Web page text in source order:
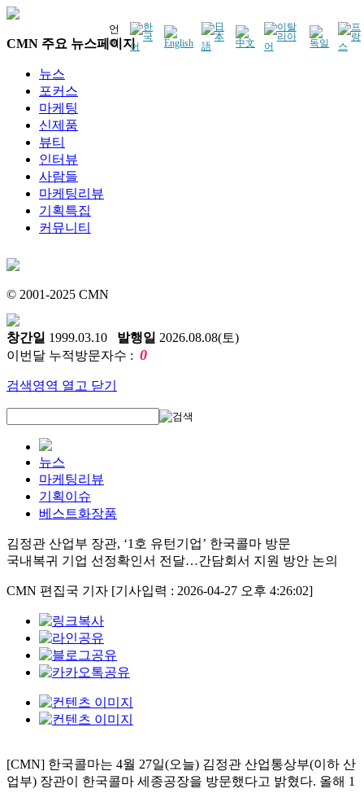
언
어
CMN 주요 뉴스페이지
뉴스
포커스
마케팅
신제품
뷰티
인터뷰
사람들
마케팅리뷰
기획특집
커뮤니티
© 2001-2025 CMN
창간일 1999.03.10 발행일 2026.08.08(토)
이번달 누적방문자수 : 0
검색영역 열고 닫기
뉴스
마케팅리뷰
기획이슈
베스트화장품
김정관 산업부 장관, ‘1호 유턴기업’ 한국콜마 방문
국내복귀 기업 선정확인서 전달…간담회서 지원 방안 논의
CMN 편집국 기자 [기사입력 : 2026-04-27 오후 4:26:02]
[CMN] 한국콜마는 4월 27일(오늘) 김정관 산업통상부(이하 산
업부) 장관이 한국콜마 세종공장을 방문했다고 밝혔다. 올해 1